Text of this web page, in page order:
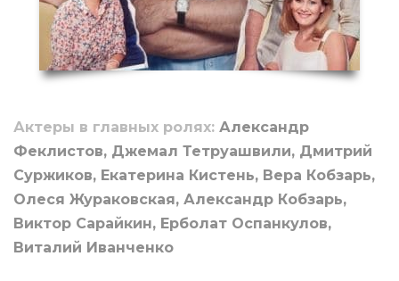
Актеры в главных ролях: Александр
Феклистов, Джемал Тетруашвили, Дмитрий
Суржиков, Екатерина Кистень, Вера Кобзарь,
Олеся Жураковская, Александр Кобзарь,
Виктор Сарайкин, Ерболат Оспанкулов,
Виталий Иванченко